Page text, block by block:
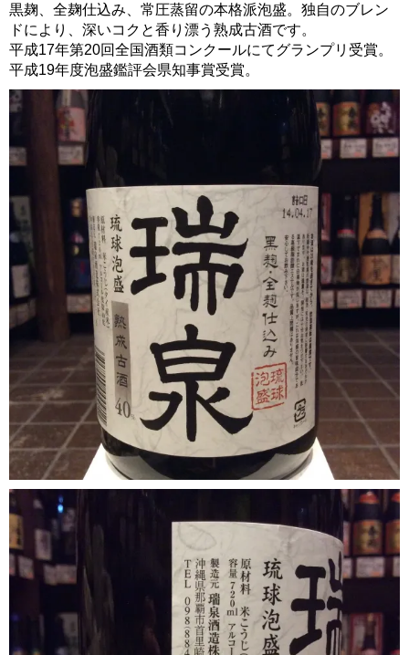
黒麹、全麹仕込み、常圧蒸留の本格派泡盛。独自のブレン
ドにより、深いコクと香り漂う熟成古酒です。
平成17年第20回全国酒類コンクールにてグランプリ受賞。
平成19年度泡盛鑑評会県知事賞受賞。